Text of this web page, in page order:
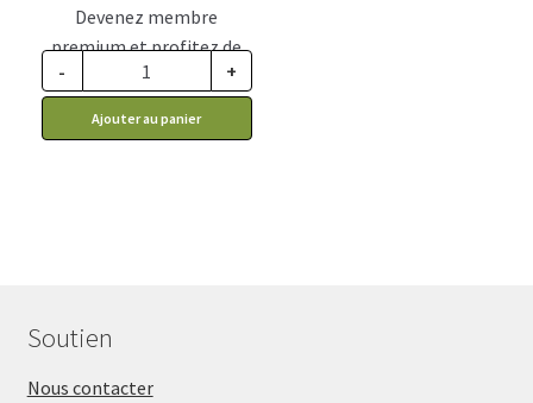
Devenez membre
premium et profitez de
ce prix rabais : 56.92$ CA
- +
Ajouter au panier
Soutien
Nous contacter